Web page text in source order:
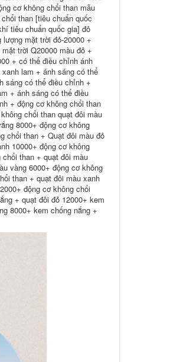
cơ không chổi than mẫu
than [tiêu chuẩn quốc
tiêu chuẩn quốc gia] đỏ
mặt trời đỏ-20000 +
trời Q20000 màu đỏ +
+ có thể điều chỉnh ánh
lam + ánh sáng có thể
sáng có thể điều chỉnh +
+ ánh sáng có thể điều
+ động cơ không chổi than
chổi than quạt đôi màu
8000+ động cơ không
chổi than + Quạt đôi màu đỏ
10000+ động cơ không
than + quạt đôi màu
vàng 6000+ động cơ không
than + quạt đôi màu xanh
động cơ không chổi
+ quạt đôi đỏ 12000+ kem
8000+ kem chống nắng +